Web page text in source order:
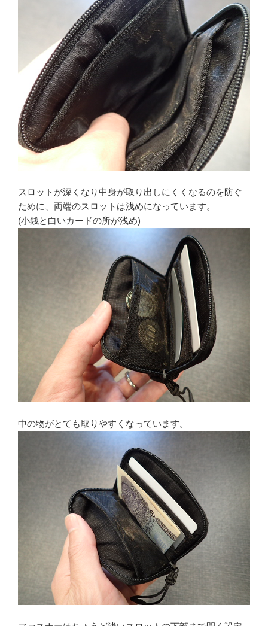
スロットが深くなり中身が取り出しにくくなるのを防ぐ
ために、両端のスロットは浅めになっています。
(小銭と白いカードの所が浅め)
中の物がとても取りやすくなっています。